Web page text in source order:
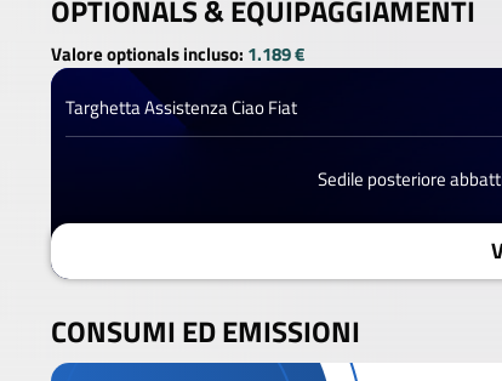
OPTIONALS &EQUIPAGGIAMENTI
Valore optionals incluso: 1.189 €
Targhetta Assistenza Ciao Fiat
Sedile posteriore
CONSUMI ED EMISSIONI